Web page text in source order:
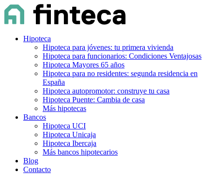
Hipoteca
Hipoteca para jóvenes: tu primera vivienda
Hipoteca para funcionarios: Condiciones Ventajosas
Hipoteca Mayores 65 años
Hipoteca para no residentes: segunda residencia en
España
Hipoteca autopromotor: construye tu casa
Hipoteca Puente: Cambia de casa
Más hipotecas
Bancos
Hipoteca UCI
Hipoteca Unicaja
Hipoteca Ibercaja
Más bancos hipotecarios
Blog
Contacto